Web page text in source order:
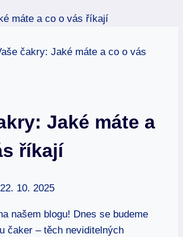
čakry: Jaké máte a co o vás
Jaké máte a
říkají
22. 10. 2025
našem blogu! Dnes se budeme
čaker – těch neviditelných